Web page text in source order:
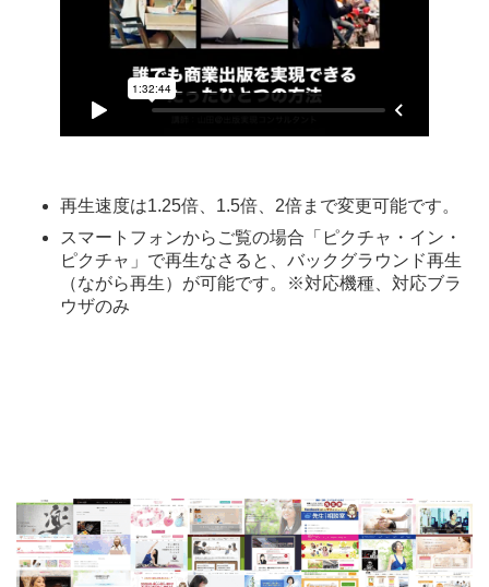
再生速度は1.25倍、1.5倍、2倍まで変更可能です。
スマートフォンからご覧の場合「ピクチャ・イン・
ピクチャ」で再生なさると、バックグラウンド再生
（ながら再生）が可能です。※対応機種、対応ブラ
ウザのみ